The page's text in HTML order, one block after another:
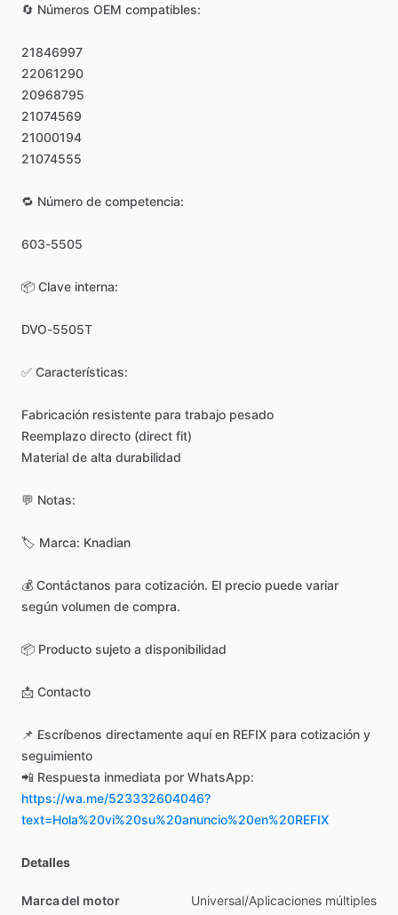
🔄 Números OEM compatibles:
21846997
22061290
20968795
21074569
21000194
21074555
🔁 Número de competencia:
603-5505
📦 Clave interna:
DVO-5505T
✅ Características:
Fabricación resistente para trabajo pesado
Reemplazo directo (direct fit)
Material de alta durabilidad
💬 Notas:
🏷️ Marca: Knadian
💰 Contáctanos para cotización. El precio puede variar
según volumen de compra.
📦 Producto sujeto a disponibilidad
📩 Contacto
📌 Escríbenos directamente aquí en REFIX para cotización y
seguimiento
📲 Respuesta inmediata por WhatsApp:
https://wa.me/523332604046?
text=Hola%20vi%20su%20anuncio%20en%20REFIX
Detalles
Marca del motor Universal​/​Aplicaciones múltiples